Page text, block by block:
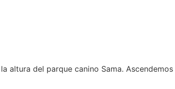
altura del parque canino Sama.